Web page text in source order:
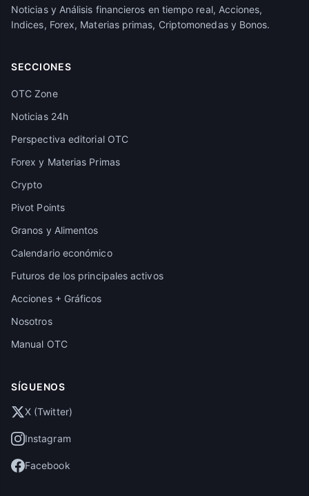
Noticias y Análisis financieros en tiempo real, Acciones,
Indices, Forex, Materias primas, Criptomonedas y Bonos.
SECCIONES
OTC Zone
Noticias 24h
Perspectiva editorial OTC
Forex y Materias Primas
Crypto
Pivot Points
Granos y Alimentos
Calendario económico
Futuros de los principales activos
Acciones + Gráficos
Nosotros
Manual OTC
SÍGUENOS
X (Twitter)
Instagram
Facebook